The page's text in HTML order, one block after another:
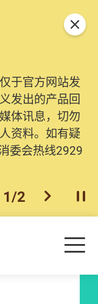
于官方网站发
发出的产品回
体讯息，切勿
资料。如有疑
委会热线2929
一个
1/2 下一个开
关闭
目